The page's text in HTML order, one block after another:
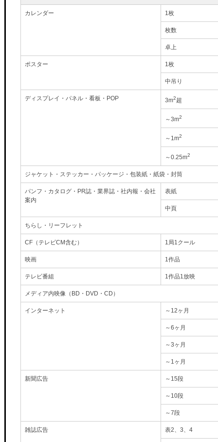
カレンダー 1枚
枚数
卓上
ポスター 1枚
中吊り
ディスプレイ・パネル・看板・POP 3m2超
～3m2
～1m2
～0.25m2
ジャケット・ステッカー・パッケージ・包装紙・紙袋・封筒
パンフ・カタログ・PR誌・業界誌・社内報・会社
案内
表紙
中頁
ちらし・リーフレット
CF（テレビCM含む） 1局1クール
映画 1作品
テレビ番組 1作品1放映
メディア内映像（BD・DVD・CD）
インターネット ～12ヶ月
～6ヶ月
～3ヶ月
～1ヶ月
新聞広告 ～15段
～10段
～7段
雑誌広告 表2、3、4